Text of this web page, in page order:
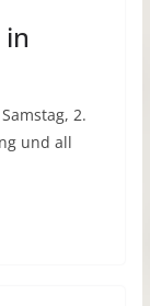
2.
und all